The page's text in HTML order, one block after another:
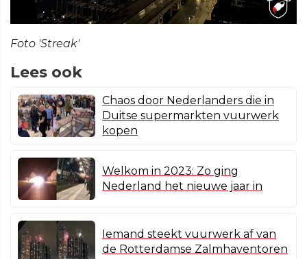
Foto 'Streak'
Lees ook
Chaos door Nederlanders die in
Duitse supermarkten vuurwerk
kopen
Welkom in 2023: Zo ging
Nederland het nieuwe jaar in
Iemand steekt vuurwerk af van
de Rotterdamse Zalmhaventoren